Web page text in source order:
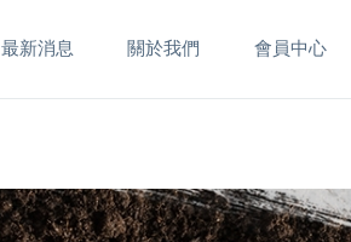
最新消息 關於我們 會員中心